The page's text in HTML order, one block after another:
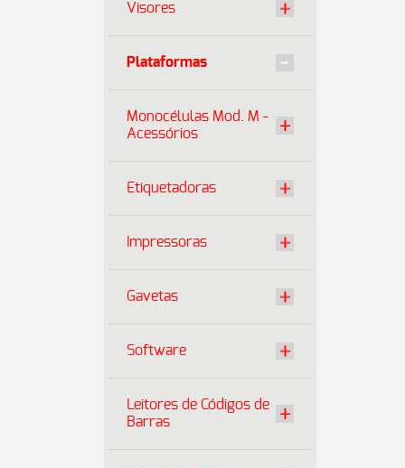
Visores
Plataformas
Monocélulas Mod. M -
Acessórios
Etiquetadoras
Impressoras
Gavetas
Software
Leitores de Códigos de
Barras